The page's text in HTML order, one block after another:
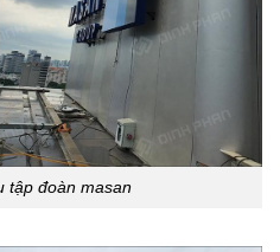
tập đoàn masan